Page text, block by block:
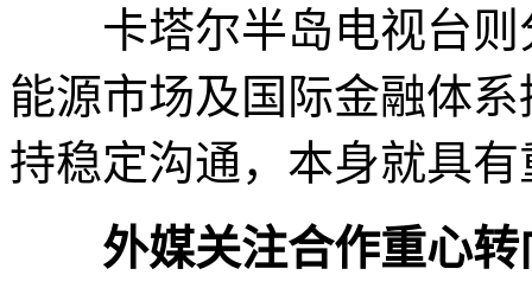
卡塔尔半岛电视台则
能源市场及国际金融体
持稳定沟通，本身就具
外媒关注合作重心转